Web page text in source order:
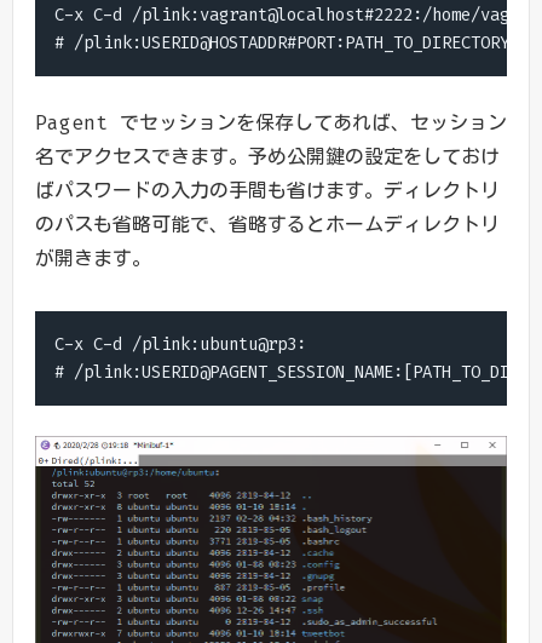
C-x C-d /plink:vagrant@localhost#2222:/home/
# /plink:USERID@HOSTADDR#PORT:PATH_TO_DIRECTORY
Pagent でセッションを保存してあれば、セッション
名でアクセスできます。予め公開鍵の設定をしておけ
ばパスワードの入力の手間も省けます。ディレクトリ
のパスも省略可能で、省略するとホームディレクトリ
が開きます。
C-x C-d /plink:ubuntu@rp3:
# /